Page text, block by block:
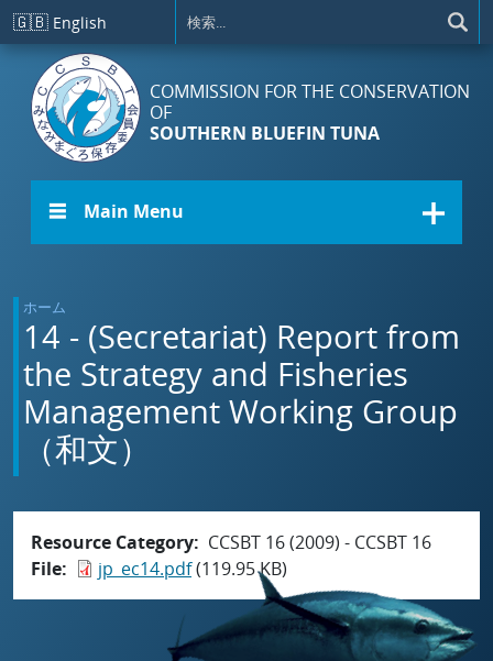
メインコンテンツに移動
🇬🇧 English
COMMISSION FOR THE CONSERVATION
OF
SOUTHERN BLUEFIN TUNA
☰ Main Menu
ホーム
14 - (Secretariat) Report from
the Strategy and Fisheries
Management Working Group
（和文）
Resource Category
CCSBT 16 (2009) - CCSBT 16
File
jp_ec14.pdf(119.95 KB)